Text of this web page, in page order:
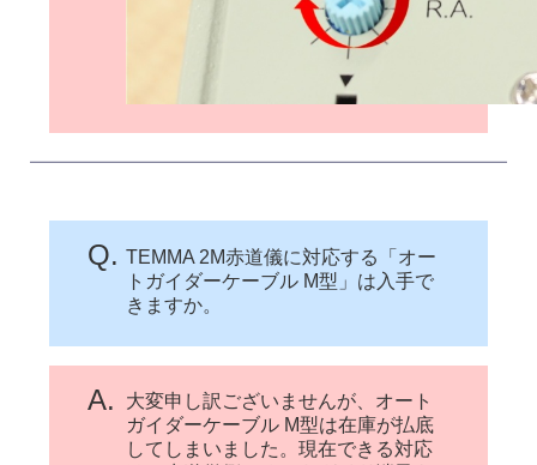
Q. TEMMA 2M赤道儀に対応する「オー
トガイダーケーブル M型」は入手で
きますか。
A.
大変申し訳ございませんが、オート
ガイダーケーブル M型は在庫が払底
してしまいました。現在できる対応